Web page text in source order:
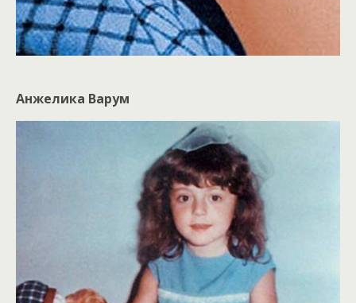
Анжелика Варум